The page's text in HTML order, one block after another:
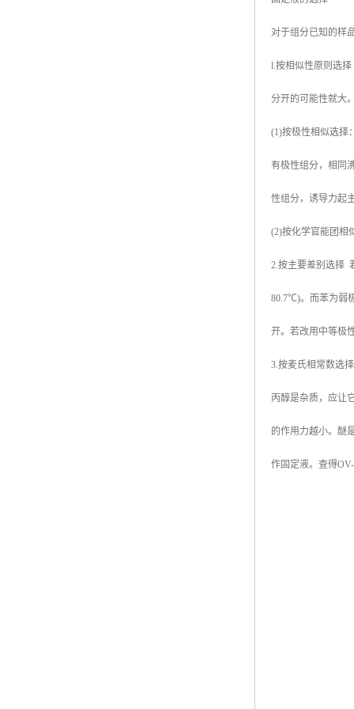
对于组分已知的样
l.按相似性原则选
分开的可能性就大。
(1)按极性相似选择
有极性组分，相同
性组分，诱导力起
(2)按化学官能团相
2.按主要差别选择
80.7℃)。而苯为弱
开。若改用中等极
3.按麦氏相常数选
丙醇是杂质，应让
的作用力越小。醚
作固定液。查得